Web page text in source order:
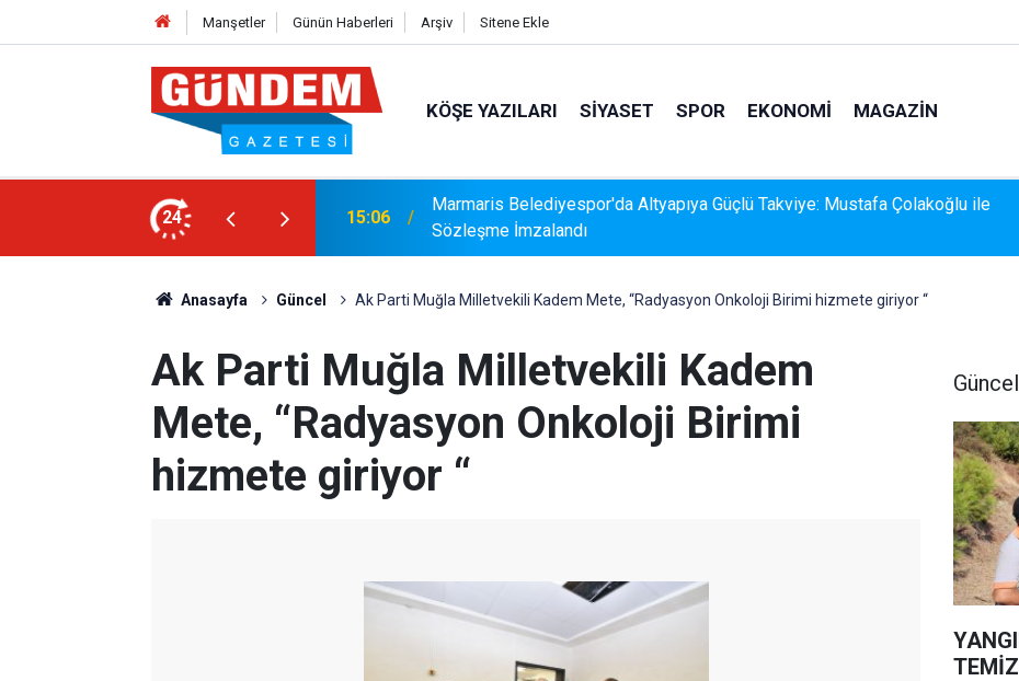
Manşetler Günün Haberleri Arşiv Sitene Ekle
KÖŞE YAZILARI SIYASET SPOR EKONOMI MAGAZIN
24
Güçlü Takviye: Mustafa Çolakoğlu ile
14:40
Marmaris Belediyesispor, Profesyonel Gelişim Ligi İçin Başvurusunu
Tamamladı
Anasayfa Güncel Ak Parti Muğla Milletvekili Kadem Mete, “Radyasyon Onkoloji Birimi hizmete giriyor “
Ak Parti Muğla Milletvekili Kadem
Mete, “Radyasyon Onkoloji Birimi
hizmete giriyor “
Güncel